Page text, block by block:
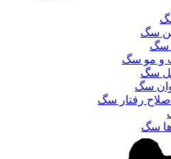
سگ
سگ
و مو سگ
سگ
سگ
رفتار سگ
سگ